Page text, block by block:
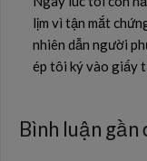
lịm vì tận mắt
nhiên dẫn người
ép tôi ký vào giấy
Bình luận gần